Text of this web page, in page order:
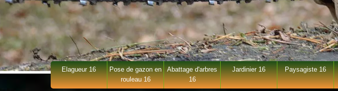
Elagueur 16
Pose de gazon en
rouleau 16
Abattage d'arbres
16
Jardinier 16 Paysagiste 16